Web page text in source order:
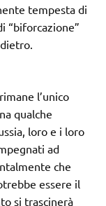
tempesta di
“biforcazione”
l’unico
qualche
loro e i loro
ad
che
essere il
si trascinerà